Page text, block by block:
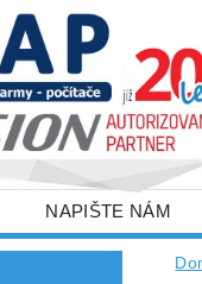
NAPIŠTE NÁM
VELKOOBCHOD